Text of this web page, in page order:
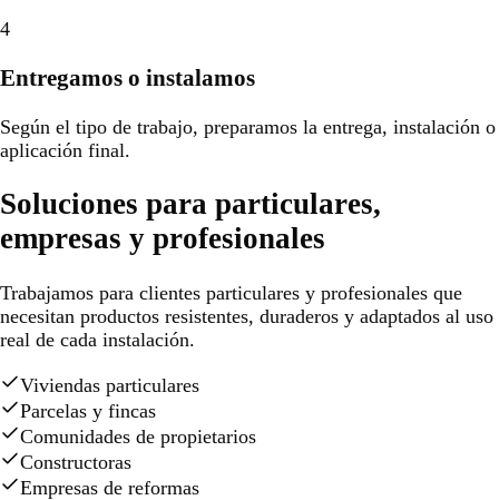
4
Entregamos o instalamos
Según el tipo de trabajo, preparamos la entrega, instalación o
aplicación final.
Soluciones para particulares,
empresas y profesionales
Trabajamos para clientes particulares y profesionales que
necesitan productos resistentes, duraderos y adaptados al uso
real de cada instalación.
Viviendas particulares
Parcelas y fincas
Comunidades de propietarios
Constructoras
Empresas de reformas